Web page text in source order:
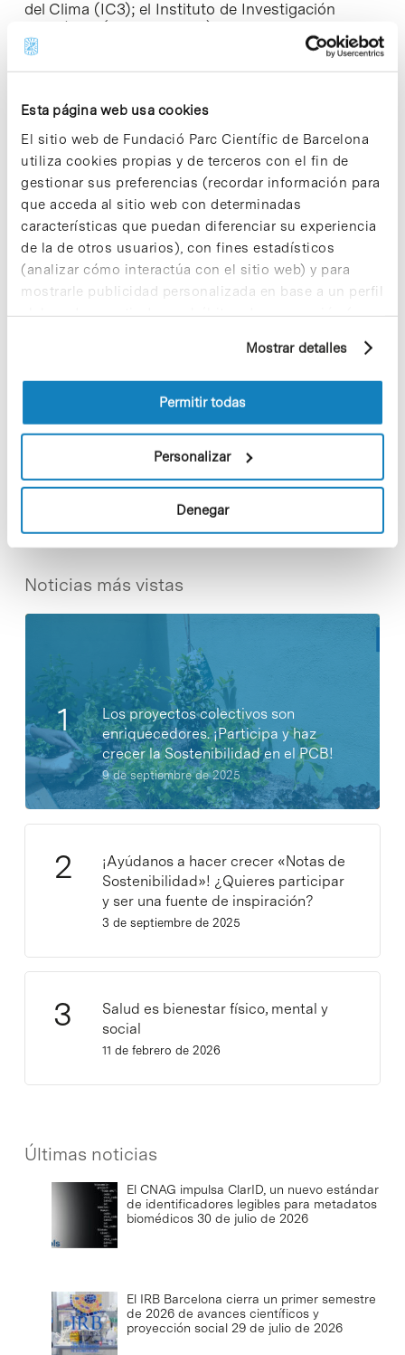
Esta página web usa cookies
El sitio web de Fundació Parc Científic de Barcelona
utiliza cookies propias y de terceros con el fin de
gestionar sus preferencias (recordar información para
que acceda al sitio web con determinadas
características que puedan diferenciar su experiencia
de la de otros usuarios), con fines estadísticos
(analizar cómo interactúa con el sitio web) y para
mostrarle publicidad personalizada en base a un perfil
elaborado a partir de sus hábitos de navegación (por
información sobre las cookies puede consultar
la Política de cookies del sitio web.
Mostrar detalles
Permitir todas
Personalizar
Denegar
del Clima (IC3); el Instituto de Investigación
Biomédica (IRB Barcelona); el Laboratorio de
Historia Contemporánea y Cine (Departamento de
Historia Contemporánea), y la Unidad Mixta
Parc también acogerán a los estudiantes, entre
ellas: Medichem, Meteosim, Neuroscience
Technologies, Neurotec Pharma y Omnia
Molecular.
Este es el noveno año consecutivo que el Parc
Científic Barcelona ofrece este programa. En las
ediciones anteriores han participado cerca de 250
estudiantes. Según las encuestas de valoración,
tanto los estudiantes como los tutores se
muestran muy satisfechos de esta colaboración,
los estudiantes mantienen con el grupo de
investigación con el que han trabajado una vez
finalizado el periodo de prácticas.
Share
Noticias más vistas
Los proyectos colectivos son
enriquecedores. ¡Participa y haz
crecer la Sostenibilidad en el PCB!
9 de septiembre de 2025
¡Ayúdanos a hacer crecer «Notas de
Sostenibilidad»! ¿Quieres participar
y ser una fuente de inspiración?
3 de septiembre de 2025
Salud es bienestar físico, mental y
social
11 de febrero de 2026
Últimas noticias
El CNAG impulsa ClarID, un nuevo estándar
de identificadores legibles para metadatos
biomédicos 30 de julio de 2026
El IRB Barcelona cierra un primer semestre
de 2026 de avances científicos y
proyección social 29 de julio de 2026